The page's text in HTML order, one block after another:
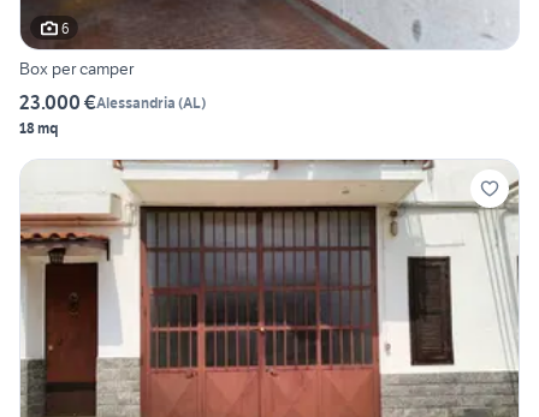
6
Box per camper
23.000 €Alessandria (AL)
18 mq